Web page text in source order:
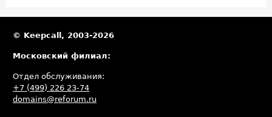
© Keepcall, 2003-2026
Московский филиал:
Отдел обслуживания:
+7 (499) 226 23-74
domains@reforum.ru